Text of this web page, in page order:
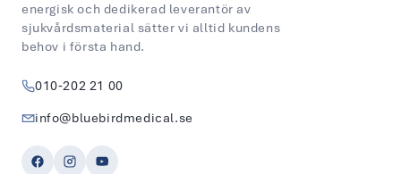
energisk och dedikerad leverantör av
sjukvårdsmaterial sätter vi alltid kundens
behov i första hand.
010‑202 21 00
info@bluebirdmedical.se